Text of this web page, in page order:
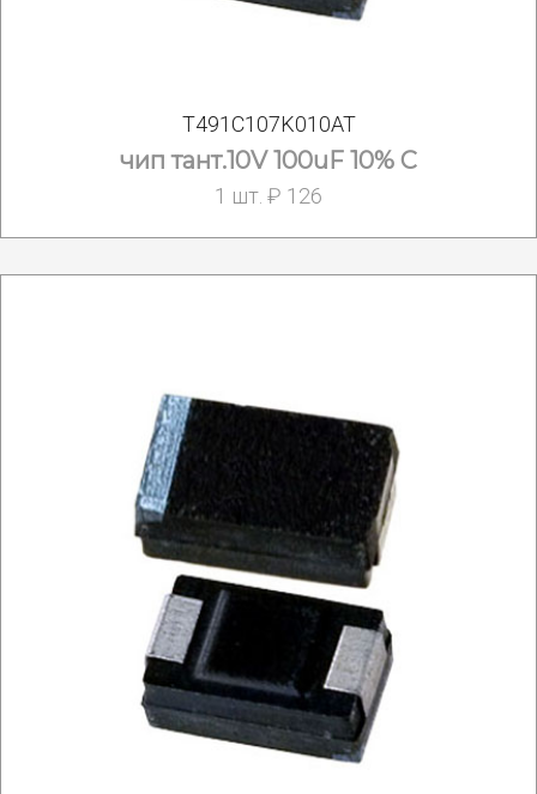
T491C107K010AT
чип тант.10V 100uF 10% C
1 шт. ₽ 126